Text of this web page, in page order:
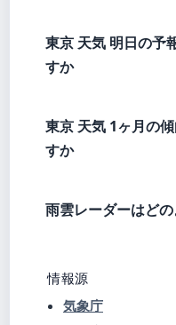
東京 天気 明日の予
すか
東京 天気 1ヶ月の
すか
雨雲レーダーはど
情報源
気象庁